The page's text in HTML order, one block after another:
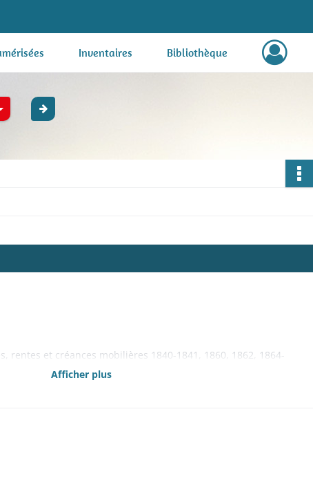
Inventaires Bibliothèque
rentes et créances mobilières 1840-1841, 1860, 1862, 1864-
Afficher plus